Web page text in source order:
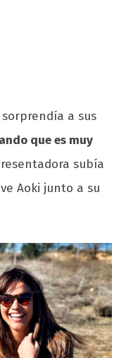
sorprendía a sus
que es muy
subía
Aoki junto a su